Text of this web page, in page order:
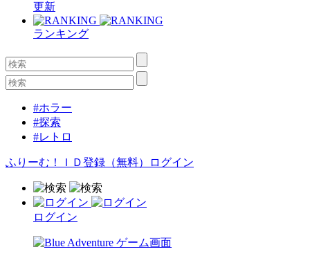
更新
ランキング
#ホラー
#探索
#レトロ
ふりーむ！ＩＤ登録（無料） ログイン
ログイン